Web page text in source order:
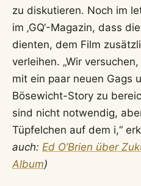
zu diskutieren. Noch im
im ‚GQ‘-Magazin, dass
dienten, dem Film
verleihen. „Wir
mit ein paar neuen Gags
Bösewicht-Story zu
sind nicht notwendig,
Tüpfelchen auf dem i,“
auch: Ed O’Brien über
Album)